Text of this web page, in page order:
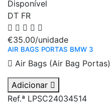
Disponível
DT FR
€35.00/unidade
AIR BAGS PORTAS BMW 3
Air Bags (Air Bag Portas)
Adicionar
Ref.ª LPSC24034514